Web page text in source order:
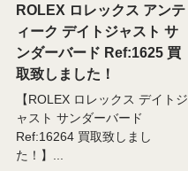
ROLEX ロレックス アンテ
ィーク デイトジャスト サ
ンダーバード Ref:1625 買
取致しました！
【ROLEX ロレックス デイトジ
ャスト サンダーバード
Ref:16264 買取致しまし
た！】...